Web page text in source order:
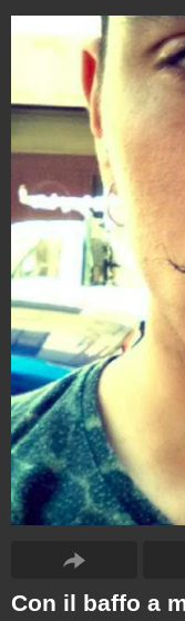
Con il baffo a